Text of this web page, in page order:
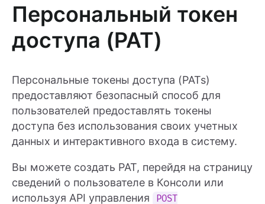
Персональный токен
доступа (PAT)
Персональные токены доступа (PATs)
предоставляют безопасный способ для
пользователей предоставлять токены
доступа без использования своих учетных
данных и интерактивного входа в систему.
Вы можете создать PAT, перейдя на страницу
сведений о пользователе в Консоли или
используя API управления
POST